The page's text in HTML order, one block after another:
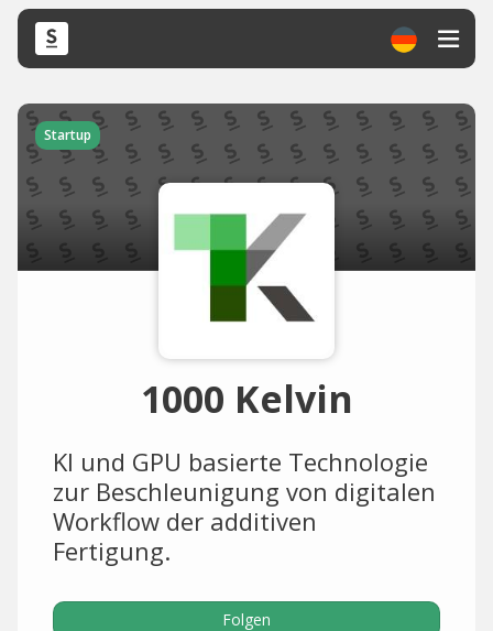
Startup
1000 Kelvin
KI und GPU basierte Technologie
zur Beschleunigung von digitalen
Workflow der additiven
Fertigung.
Folgen